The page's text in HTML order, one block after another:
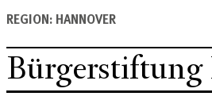
REGION: HANNOVER
Bürgerstiftung